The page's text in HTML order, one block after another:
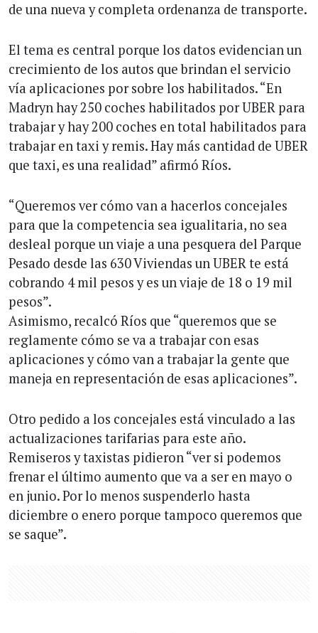
de una nueva y completa ordenanza de transporte.
El tema es central porque los datos evidencian un
crecimiento de los autos que brindan el servicio
vía aplicaciones por sobre los habilitados. “En
Madryn hay 250 coches habilitados por UBER para
trabajar y hay 200 coches en total habilitados para
trabajar en taxi y remis. Hay más cantidad de UBER
que taxi, es una realidad” afirmó Ríos.
“Queremos ver cómo van a hacerlos concejales
para que la competencia sea igualitaria, no sea
desleal porque un viaje a una pesquera del Parque
Pesado desde las 630 Viviendas un UBER te está
cobrando 4 mil pesos y es un viaje de 18 o 19 mil
pesos”.
Asimismo, recalcó Ríos que “queremos que se
reglamente cómo se va a trabajar con esas
aplicaciones y cómo van a trabajar la gente que
maneja en representación de esas aplicaciones”.
Otro pedido a los concejales está vinculado a las
actualizaciones tarifarias para este año.
Remiseros y taxistas pidieron “ver si podemos
frenar el último aumento que va a ser en mayo o
en junio. Por lo menos suspenderlo hasta
diciembre o enero porque tampoco queremos que
se saque”.